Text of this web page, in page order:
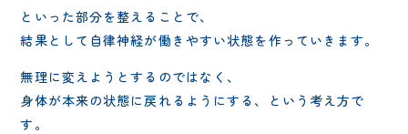
といった部分を整えることで、
結果として自律神経が働きやすい状態を作っていきます。
無理に変えようとするのではなく、
身体が本来の状態に戻れるようにする、という考え方で
す。